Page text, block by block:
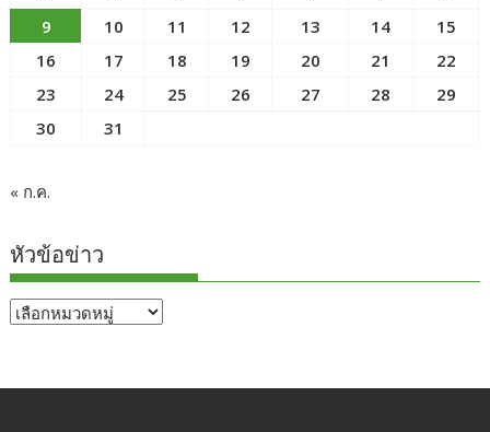
9
10 11 12 13 14
15
16
17 18 19 20 21
22
23
24 25 26 27 28
29
30
31
« ก.ค.
หัวข้อข่าว
หัวข้อ